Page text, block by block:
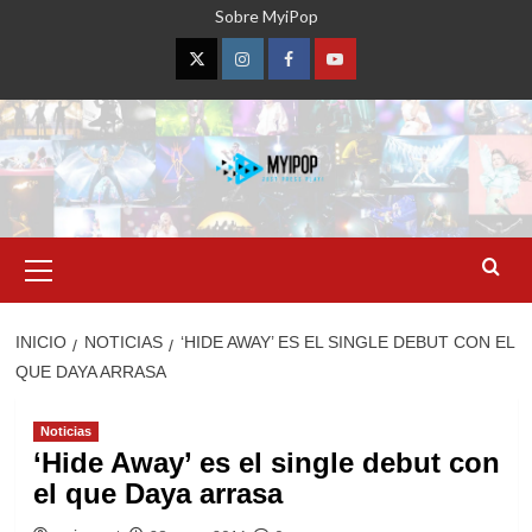
Sobre MyiPop
TwitterInstagramFacebookYouTube
primario
INICIO NOTICIAS
‘HIDE AWAY’ ES EL SINGLE DEBUT CON EL
QUE DAYA ARRASA
Noticias
‘Hide Away’ es el single debut con
el que Daya arrasa